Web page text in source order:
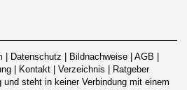
Datenschutz Bildnachweise AGB
Kontakt Verzeichnis
Ratgeber
steht in keiner Verbindung mit einem